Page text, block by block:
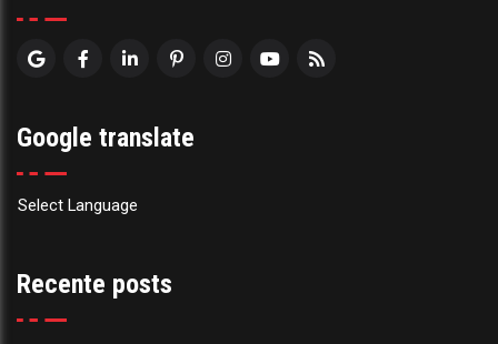
Google translate
Select Language
Recente posts